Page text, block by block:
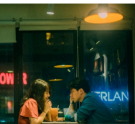
キャンペーン